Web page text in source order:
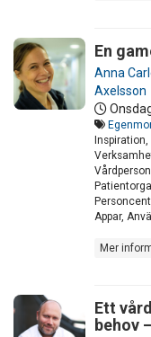
En
Anna
Axelsson
Appar,
Mer
Ett
behov